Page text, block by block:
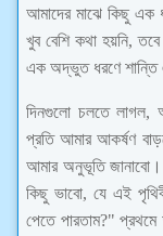
আমাদের মাঝে কিছু এক
খুব বেশি কথা হয়নি,
এক অদ্ভুত ধরণে শান্তি
দিনগুলো চলতে লাগল,
প্রতি আমার আকর্ষণ
আমার অনুভূতি
কিছু ভাবো, যে এই
পেতে পারতাম?"